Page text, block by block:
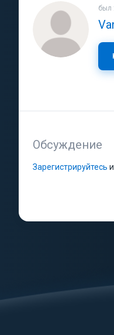
был
Обсуждение
Зарегистрируйтесь